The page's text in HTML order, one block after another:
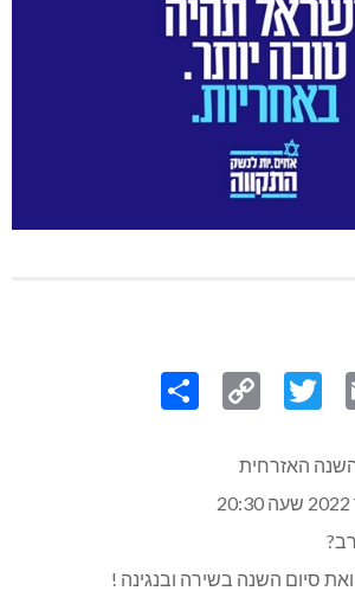
Link
האזרחית
סיום השנה בשירה ובנגינה !